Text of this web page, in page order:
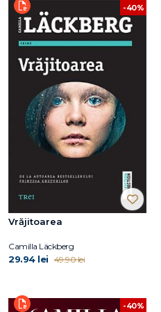
-40%
Vrăjitoarea
Camilla Läckberg
29.94 lei 49.90 lei
-40%